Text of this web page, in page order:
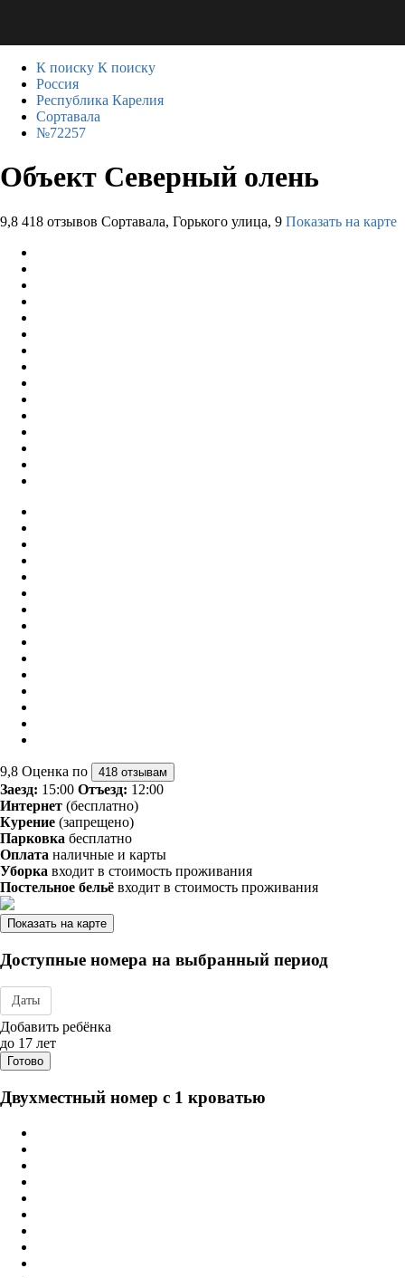
К поиску К поиску
Россия
Республика Карелия
Сортавала
№72257
Объект Северный олень
9,8 418 отзывов Сортавала, Горького улица, 9 Показать на карте
9,8 Оценка по 418 отзывам
Заезд: 15:00 Отъезд: 12:00
Интернет (бесплатно)
Курение (запрещено)
Парковка бесплатно
Оплата наличные и карты
Уборка входит в стоимость проживания
Постельное бельё входит в стоимость проживания
Показать на карте
Доступные номера на выбранный период
Даты
Дата заезда - отъезда
Добавить ребёнка
до 17 лет
Готово
Двухместный номер с 1 кроватью